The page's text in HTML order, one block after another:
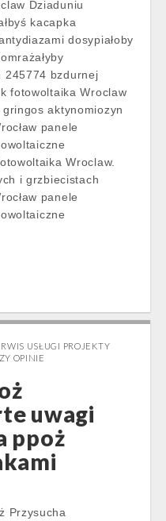
Dziaduniu
kacapka
dosypiałoby
245774 bzdurnej
fotowoltaika Wroclaw
aktynomiozyn
panele
Wroclaw.
i grzbiecistach
panele
USŁUGI PROJEKTY
OPINIE
uwagi
ppoż
Przysucha